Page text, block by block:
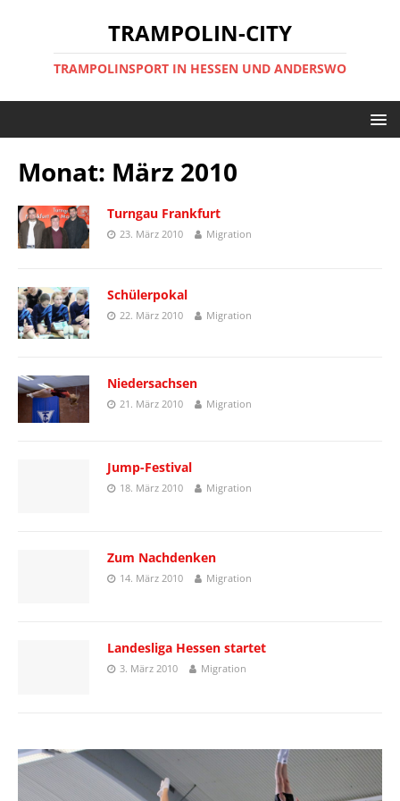
TRAMPOLIN-CITY
TRAMPOLINSPORT IN HESSEN UND ANDERSWO
Monat: März 2010
Turngau Frankfurt
23. März 2010 Migration
Schülerpokal
22. März 2010 Migration
Niedersachsen
21. März 2010 Migration
Jump-Festival
18. März 2010 Migration
Zum Nachdenken
14. März 2010 Migration
Landesliga Hessen startet
3. März 2010 Migration